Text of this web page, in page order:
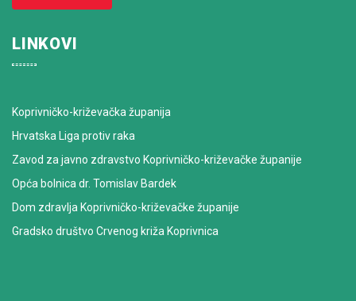
LINKOVI
Koprivničko-križevačka županija
Hrvatska Liga protiv raka
Zavod za javno zdravstvo Koprivničko-križevačke županije
Opća bolnica dr. Tomislav Bardek
Dom zdravlja Koprivničko-križevačke županije
Gradsko društvo Crvenog križa Koprivnica